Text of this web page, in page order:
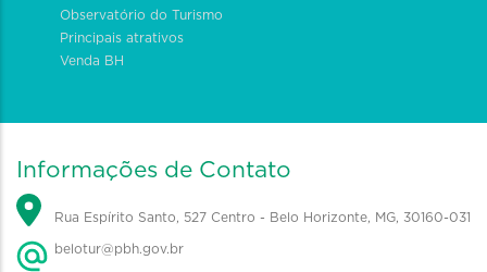
Observatório do Turismo
Principais atrativos
Venda BH
Informações de Contato
Rua Espírito Santo, 527 Centro - Belo Horizonte, MG, 30160-031
belotur@pbh.gov.br